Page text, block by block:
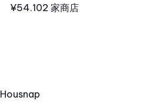
¥54.102 家商店
Housnap